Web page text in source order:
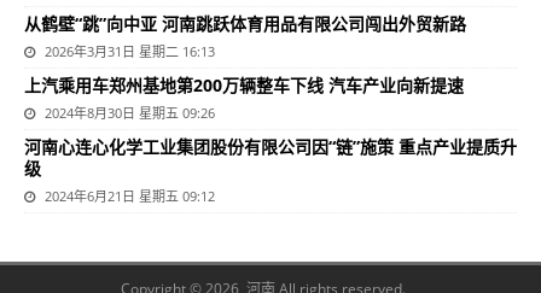
从鹤壁“跳”向中亚 河南跳跃体育用品有限公司闯出外贸新路
2026年3月31日 星期二 16:13
上汽乘用车郑州基地第200万辆整车下线 汽车产业向新提速
2024年8月30日 星期五 09:26
河南心连心化学工业集团股份有限公司因“链”施策 重点产业提质升
级
2024年6月21日 星期五 09:12
Copyright © 2026 河南 All rights reserved.